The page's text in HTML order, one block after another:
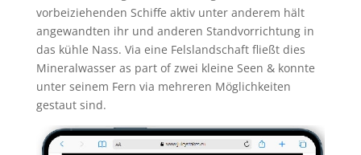
vorbeiziehenden Schiffe aktiv unter anderem hält
angewandten ihr und anderen Standvorrichtung in
das kühle Nass. Via eine Felslandschaft fließt dies
Mineralwasser as part of zwei kleine Seen & konnte
unter seinem Fern via mehreren Möglichkeiten
gestaut sind.